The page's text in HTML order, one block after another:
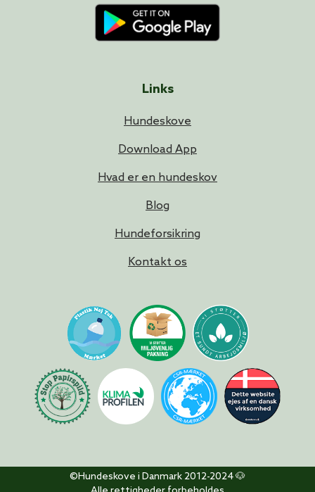
Links
Hundeskove
Download App
Hvad er en hundeskov
Blog
Hundeforsikring
Kontakt os
©Hundeskove i Danmark 2012-2024 🐶